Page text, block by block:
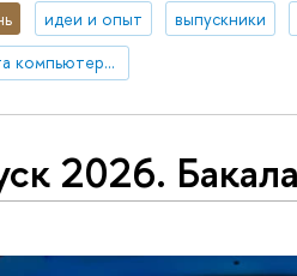
идеи и опыт выпускники
Выпускники факультета компьютерных наук
2026.